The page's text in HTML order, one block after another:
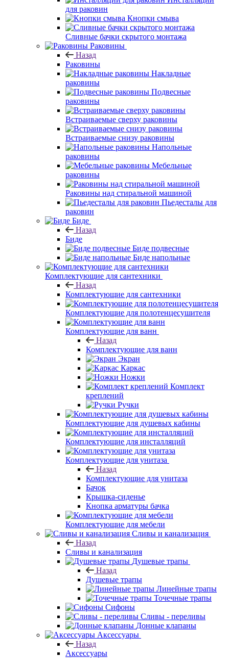
для раковин
Кнопки смыва
Сливные бачки скрытого монтажа
Раковины
Назад
Раковины
Накладные
раковины
Подвесные
раковины
Встраиваемые сверху раковины
Встраиваемые снизу раковины
Напольные
раковины
Мебельные
раковины
Раковины над стиральной машиной
Пьедесталы для
раковин
Биде
Назад
Биде
Биде подвесные
Биде напольные
Комплектующие для сантехники
Назад
Комплектующие для сантехники
Комплектующие для полотенцесушителя
Комплектующие для ванн
Назад
Комплектующие для ванн
Экран
Каркас
Ножки
Комплект
креплений
Ручки
Комплектующие для душевых кабины
Комплектующие для инсталляций
Комплектующие для унитаза
Назад
Комплектующие для унитаза
Бачок
Крышка-сиденье
Кнопка арматуры бачка
Комплектующие для мебели
Сливы и канализация
Назад
Сливы и канализация
Душевые трапы
Назад
Душевые трапы
Линейные трапы
Точечные трапы
Сифоны
Сливы - переливы
Донные клапаны
Аксессуары
Назад
Аксессуары